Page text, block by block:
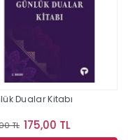
Dualar Kitabı
TL 175,00 TL